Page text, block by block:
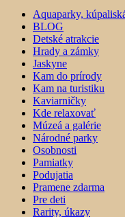
Aquaparky,
BLOG
Detské atrakcie
Hrady a zámky
Jaskyne
Kam do prírody
Kam na turistiku
Kaviarničky
Kde relaxovať
Múzeá a galérie
Národné parky
Osobnosti
Pamiatky
Podujatia
Pramene zdarma
Pre deti
Rarity, úkazy